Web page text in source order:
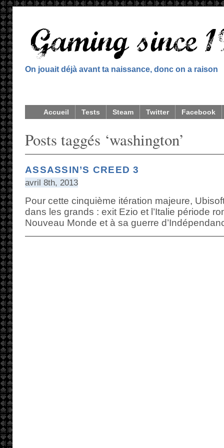
On jouait déjà avant ta naissance, donc on a raison
Accueil Tests Steam Twitter Facebook
Posts taggés ‘washington’
ASSASSIN’S CREED 3
avril 8th, 2013
Pour cette cinquième itération majeure,
dans les grands : exit Ezio et l’Italie période
Nouveau Monde et à sa guerre